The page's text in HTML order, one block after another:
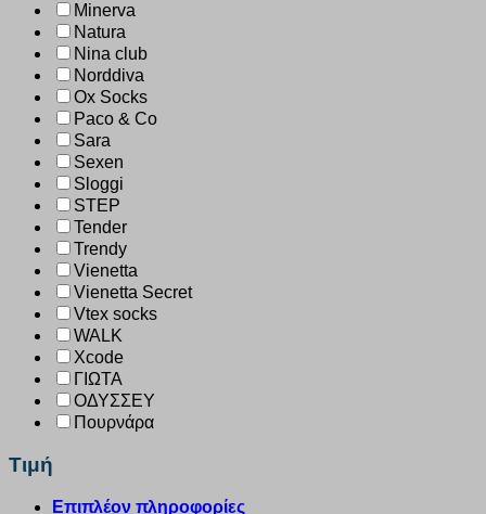
Minerva
Natura
Nina club
Norddiva
Ox Socks
Paco & Co
Sara
Sexen
Sloggi
STEP
Tender
Trendy
Vienetta
Vienetta Secret
Vtex socks
WALK
Xcode
ΓΙΩΤΑ
ΟΔΥΣΣΕΥ
Πουρνάρα
Τιμή
Επιπλέον πληροφορίες